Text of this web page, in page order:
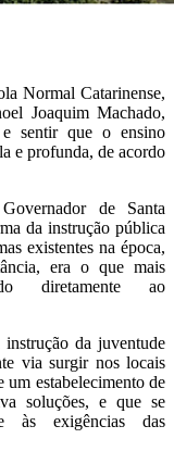
Normal Catarinense,
Joaquim Machado,
sentir que o ensino
e profunda, de acordo
de Santa
da instrução pública
existentes na época,
era o que mais
diretamente ao
da juventude
via surgir nos locais
um estabelecimento de
soluções, e que se
às exigências das